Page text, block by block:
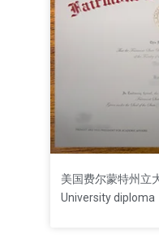
美国费尔蒙特州立
University diploma